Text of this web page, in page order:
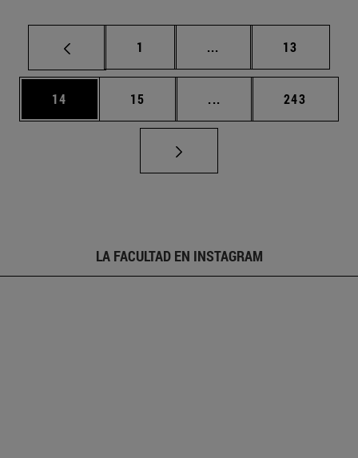
Página
1 ... Páginas intermedias
Página
13
Página
14 Página
15 ... Páginas intermedias
Página
243
LA FACULTAD EN INSTAGRAM